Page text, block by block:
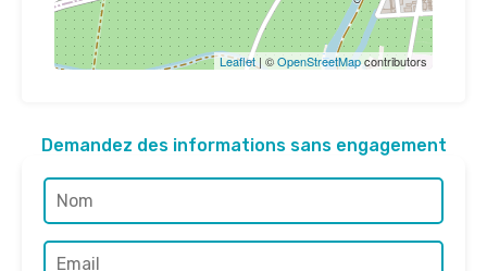
Leaflet| ©OpenStreetMapcontributors
Demandez des informations sans engagement